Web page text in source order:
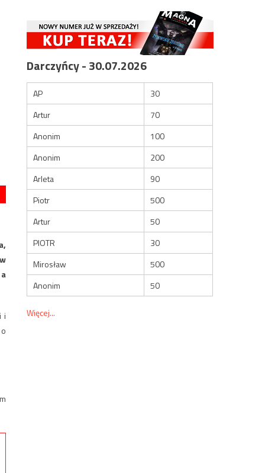
i
Darczyńcy - 30.07.2026
AP
30
Artur
70
Anonim
100
Anonim
200
Arleta
90
Piotr
500
Artur
50
PIOTR
30
Mirosław
500
Anonim
50
Więcej...